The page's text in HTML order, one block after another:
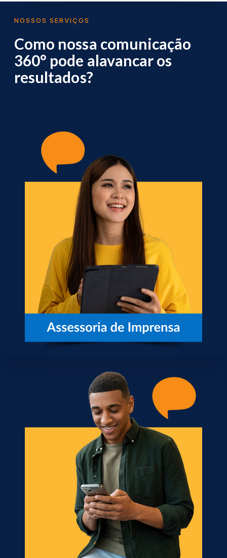
NOSSOS SERVIÇOS
Como nossa comunicação
360° pode alavancar os
resultados?